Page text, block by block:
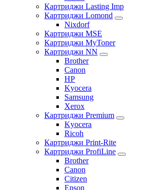
Картриджи Lasting Imp
Картриджи Lomond
Nixdorf
Картриджи MSE
Картриджи MyToner
Картриджи NN
Brother
Canon
HP
Kyocera
Samsung
Xerox
Картриджи Premium
Kyocera
Ricoh
Картриджи Print-Rite
Картриджи ProfiLine
Brother
Canon
Citizen
Epson